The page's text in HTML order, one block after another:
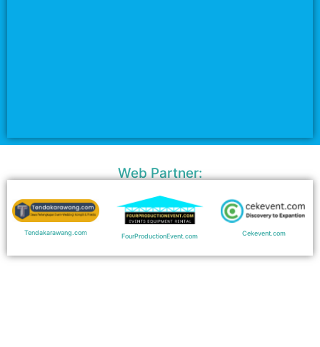
Web Partner:
Tendakarawang.com FourProductionEvent.com Cekevent.com